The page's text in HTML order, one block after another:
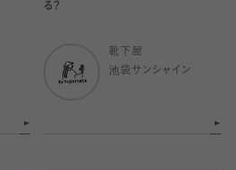
る？
靴下屋
池袋サンシャイン